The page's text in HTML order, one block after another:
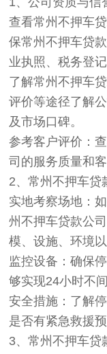
查看常州不押车
保常州不押车贷
业执照、税务登记
了解常州不押车
评价等途径了解
及市场口碑。
参考客户评价：
司的服务质量和客
2、常州不押车贷
实地考察场地：
州不押车贷款公
模、设施、环境
监控设备：确保
够实现24小时不
安全措施：了解
是否有紧急救援预
3、常州不押车贷